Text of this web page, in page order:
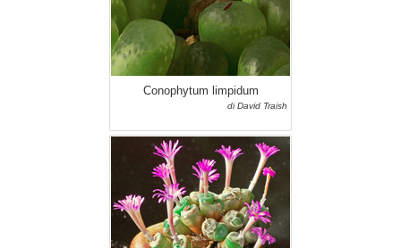
Conophytum limpidum
di David Traish